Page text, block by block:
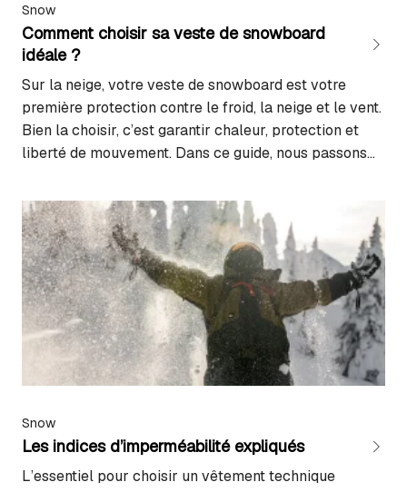
Snow
Comment choisir sa veste de snowboard
idéale ?
Sur la neige, votre veste de snowboard est votre
première protection contre le froid, la neige et le vent.
Bien la choisir, c’est garantir chaleur, protection et
liberté de mouvement. Dans ce guide, nous passons
adaptée à votre pratique et profiter pleinement de
chaque session en…
Snow
Les indices d’imperméabilité expliqués
L’essentiel pour choisir un vêtement technique